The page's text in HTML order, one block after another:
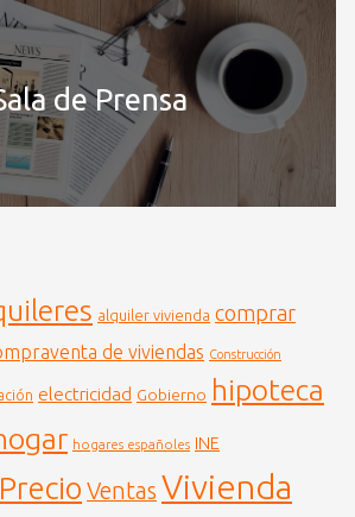
de Prensa
alquiler vivienda comprar
de viviendas Construcción
electricidad Gobierno hipoteca
hogares españoles INE
Precio Ventas Vivienda